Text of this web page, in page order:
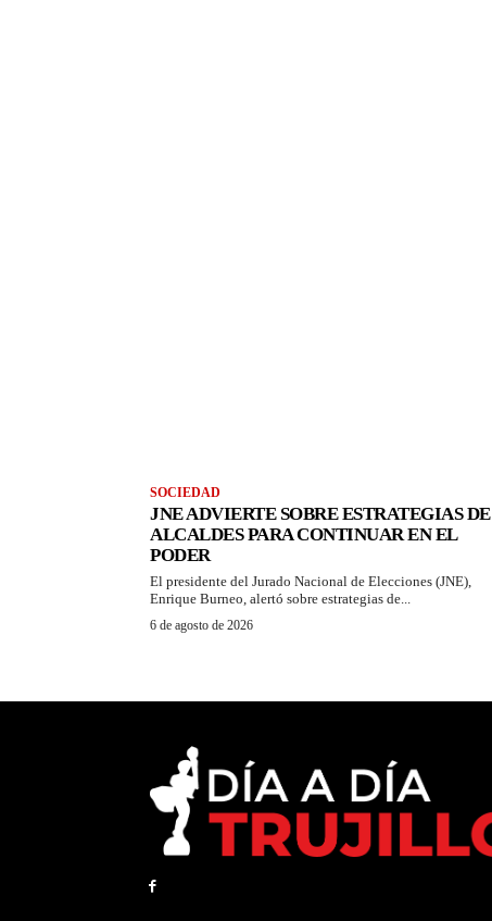
SOCIEDAD
JNE ADVIERTE SOBRE ESTRATEGIAS DE
ALCALDES PARA CONTINUAR EN EL
PODER
El presidente del Jurado Nacional de Elecciones (JNE),
Enrique Burneo, alertó sobre estrategias de...
6 de agosto de 2026